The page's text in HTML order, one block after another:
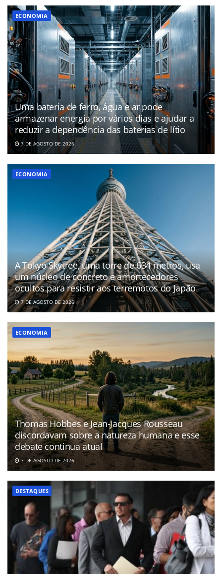
ECONOMIA
Uma bateria de ferro, água e ar pode
armazenar energia por vários dias e ajudar a
reduzir a dependência das baterias de lítio
7 DE AGOSTO DE 2026
ECONOMIA
A Tokyo Skytree, uma torre de 634 metros, usa
um núcleo de concreto e amortecedores
ocultos para resistir aos terremotos do Japão
7 DE AGOSTO DE 2026
ECONOMIA
Thomas Hobbes e Jean-Jacques Rousseau
discordavam sobre a natureza humana e esse
debate continua atual
7 DE AGOSTO DE 2026
DESTAQUES